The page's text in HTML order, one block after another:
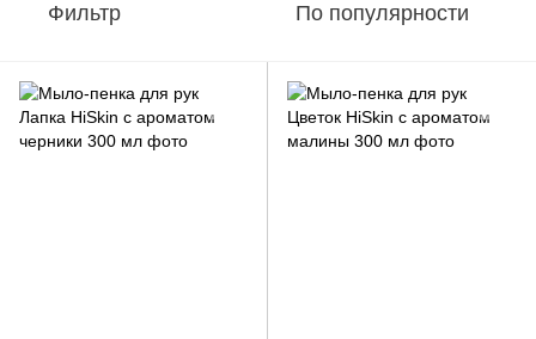
Фильтр По популярности